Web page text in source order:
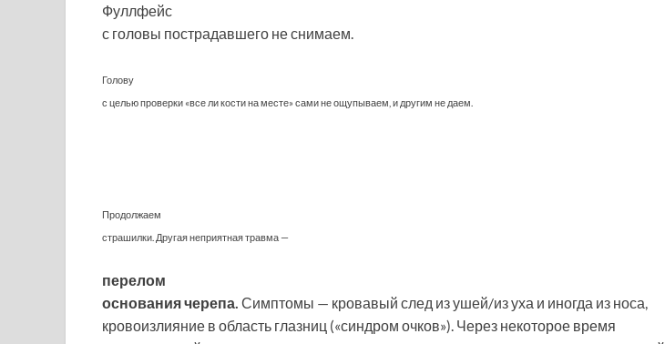
Фуллфейс
с головы пострадавшего не снимаем.
Голову
с целью проверки «все ли кости на месте» сами не ощупываем, и другим не даем.
Продолжаем
страшилки. Другая неприятная травма —
перелом
основания черепа. Симптомы — кровавый след из ушей/из уха и иногда из носа,
кровоизлияние в область глазниц («синдром очков»). Через некоторое время